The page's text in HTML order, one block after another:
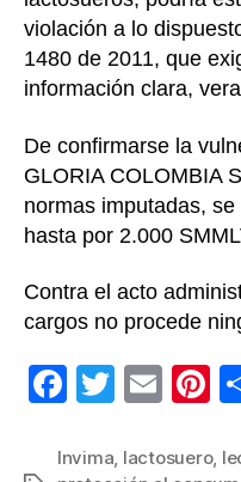
violación a lo
1480 de 2011, que
información clara,
De confirmarse la
GLORIA COLOMBIA
normas imputadas,
hasta por 2.000
Contra el acto
cargos no procede
F
c
T
tt
E
ail
Invima lactosuero,